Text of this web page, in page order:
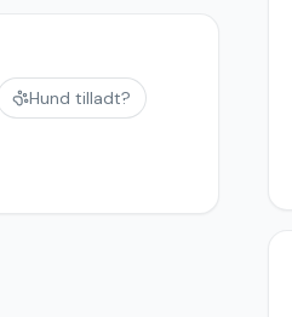
Hund tilladt?